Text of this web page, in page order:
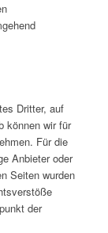
Dritter, auf
können wir für
Für die
Anbieter oder
Seiten wurden
der